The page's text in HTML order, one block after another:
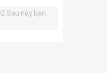
Sau này bạn